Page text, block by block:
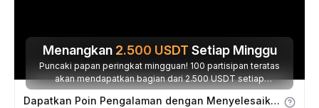
Menangkan 2.500 USDT Setiap Minggu
Puncaki papan peringkat mingguan! 100 partisipan teratas
akan mendapatkan bagian dari 2.500 USDT setiap
minggunya.
Dapatkan Poin Pengalaman dengan Menyelesaikan Tugas